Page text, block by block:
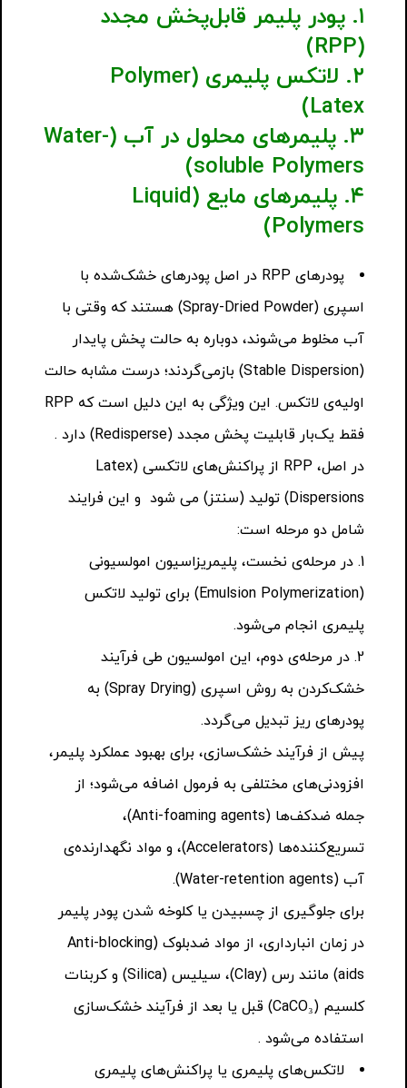
۱. پودر پلیمر قابل‌پخش مجدد
(RPP)
۲. لاتکس پلیمری (Polymer
Latex)
۳. پلیمرهای محلول در آب (Water-
soluble Polymers)
۴. پلیمرهای مایع (Liquid
Polymers)
پودرهای RPP در اصل پودرهای خشک‌شده با
اسپری (Spray-Dried Powder) هستند که وقتی با
آب مخلوط می‌شوند، دوباره به حالت پخش پایدار
(Stable Dispersion) بازمی‌گردند؛ درست مشابه حالت
اولیه‌ی لاتکس. این ویژگی به این دلیل است که RPP
فقط یک‌بار قابلیت پخش مجدد (Redisperse) دارد .
در اصل، RPP از پراکنش‌های لاتکسی (Latex
Dispersions) تولید (سنتز) می شود و این فرایند
شامل دو مرحله است:
در مرحله‌ی نخست، پلیمریزاسیون امولسیونی
(Emulsion Polymerization) برای تولید لاتکس
پلیمری انجام می‌شود.
در مرحله‌ی دوم، این امولسیون طی فرآیند
خشک‌کردن به روش اسپری (Spray Drying) به
پودرهای ریز تبدیل می‌گردد.
پیش از فرآیند خشک‌سازی، برای بهبود عملکرد پلیمر،
افزودنی‌های مختلفی به فرمول اضافه می‌شود؛ از
جمله ضدکف‌ها (Anti-foaming agents)،
تسریع‌کننده‌ها (Accelerators)، و مواد نگهدارنده‌ی
آب (Water-retention agents).
برای جلوگیری از چسبیدن یا کلوخه شدن پودر پلیمر
در زمان انبارداری، از مواد ضد‌بلوک (Anti-blocking
aids) مانند رس (Clay)، سیلیس (Silica) و کربنات
کلسیم (CaCO₃) قبل یا بعد از فرآیند خشک‌سازی
استفاده می‌شود .
لاتکس‌های پلیمری یا پراکنش‌های پلیمری